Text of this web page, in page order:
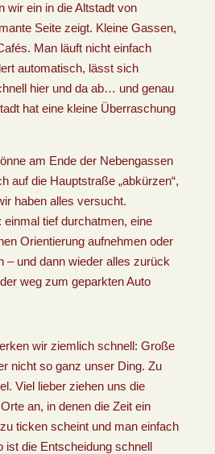
wir ein in die Altstadt von
Seite zeigt. Kleine Gassen,
Man läuft nicht einfach
automatisch, lässt sich
hier und da ab… und genau
hat eine kleine Überraschung
am Ende der Nebengassen
auf die Hauptstraße „abkürzen“,
haben alles versucht.
tief durchatmen, eine
Orientierung aufnehmen oder
– und dann wieder alles zurück
weg zum geparkten Auto
wir ziemlich schnell: Große
nicht so ganz unser Ding. Zu
Viel lieber ziehen uns die
an, in denen die Zeit ein
ticken scheint und man einfach
ist die Entscheidung schnell